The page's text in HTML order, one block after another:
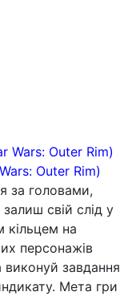
Outer Rim)
за головами,
свій слід у
кільцем на
персонажів
виконуй завдання
Мета гри